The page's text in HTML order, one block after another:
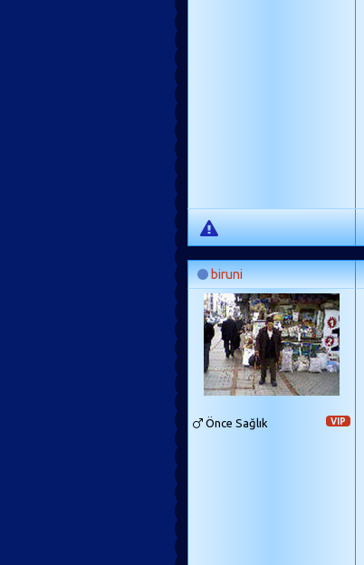
biruni
VIP
Önce Sağlık